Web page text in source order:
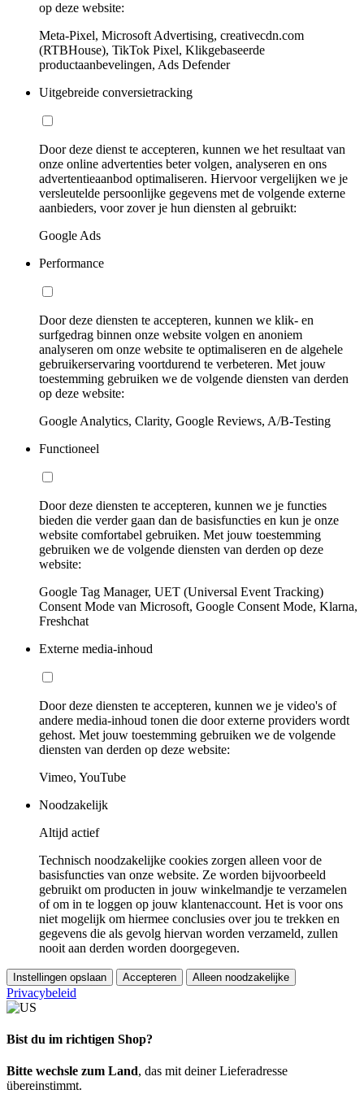
op deze website:
Meta-Pixel, Microsoft Advertising, creativecdn.com
(RTBHouse), TikTok Pixel, Klikgebaseerde
productaanbevelingen, Ads Defender
Uitgebreide conversietracking
Door deze dienst te accepteren, kunnen we het resultaat van
onze online advertenties beter volgen, analyseren en ons
advertentieaanbod optimaliseren. Hiervoor vergelijken we je
versleutelde persoonlijke gegevens met de volgende externe
aanbieders, voor zover je hun diensten al gebruikt:
Google Ads
Performance
Door deze diensten te accepteren, kunnen we klik- en
surfgedrag binnen onze website volgen en anoniem
analyseren om onze website te optimaliseren en de algehele
gebruikerservaring voortdurend te verbeteren. Met jouw
toestemming gebruiken we de volgende diensten van derden
op deze website:
Google Analytics, Clarity, Google Reviews, A/B-Testing
Functioneel
Door deze diensten te accepteren, kunnen we je functies
bieden die verder gaan dan de basisfuncties en kun je onze
website comfortabel gebruiken. Met jouw toestemming
gebruiken we de volgende diensten van derden op deze
website:
Google Tag Manager, UET (Universal Event Tracking)
Consent Mode van Microsoft, Google Consent Mode, Klarna,
Freshchat
Externe media-inhoud
Door deze diensten te accepteren, kunnen we je video's of
andere media-inhoud tonen die door externe providers wordt
gehost. Met jouw toestemming gebruiken we de volgende
diensten van derden op deze website:
Vimeo, YouTube
Noodzakelijk
Altijd actief
Technisch noodzakelijke cookies zorgen alleen voor de
basisfuncties van onze website. Ze worden bijvoorbeeld
gebruikt om producten in jouw winkelmandje te verzamelen
of om in te loggen op jouw klantenaccount. Het is voor ons
niet mogelijk om hiermee conclusies over jou te trekken en
gegevens die als gevolg hiervan worden verzameld, zullen
nooit aan derden worden doorgegeven.
Instellingen opslaan Accepteren Alleen noodzakelijke
Privacybeleid
Bist du im richtigen Shop?
Bitte wechsle zum Land, das mit deiner Lieferadresse
übereinstimmt.